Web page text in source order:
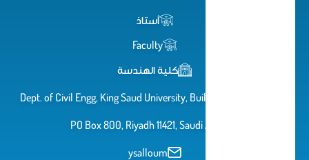
أستاذ
Faculty
كلية الهندسة
Dept. of Civil Engg, King Saud University, Building 3, Office 2A9,
PO Box 800, Riyadh 11421, Saudi Arabia
ysalloum